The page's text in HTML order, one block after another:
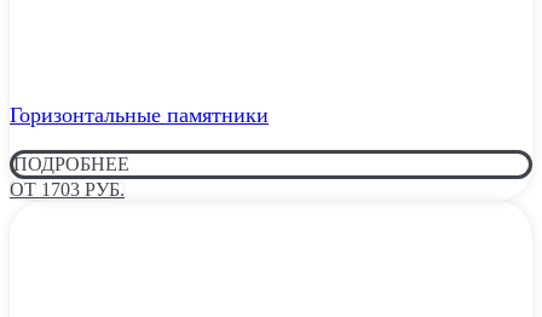
Горизонтальные памятники
ПОДРОБНЕЕ
ОТ 1703 РУБ.